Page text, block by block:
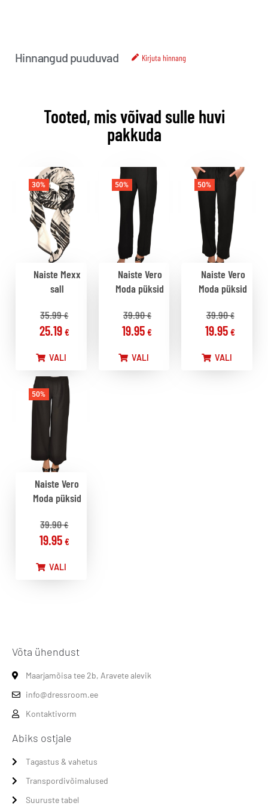
Hinnangud puuduvad Kirjuta hinnang
Tooted, mis võivad sulle huvi
pakkuda
30%
Naiste Mexx
sall
35.99€
25.19 €
VALI
50%
Naiste Vero
Moda püksid
39.90€
19.95€
VALI
50%
Naiste Vero
Moda püksid
39.90€
19.95€
VALI
50%
Naiste Vero
Moda püksid
39.90€
19.95 €
VALI
Võta ühendust
Maarjamõisa tee 2b, Aravete alevik
info@dressroom.ee
Kontaktivorm
Abiks ostjale
Tagastus & vahetus
Transpordivõimalused
Suuruste tabel